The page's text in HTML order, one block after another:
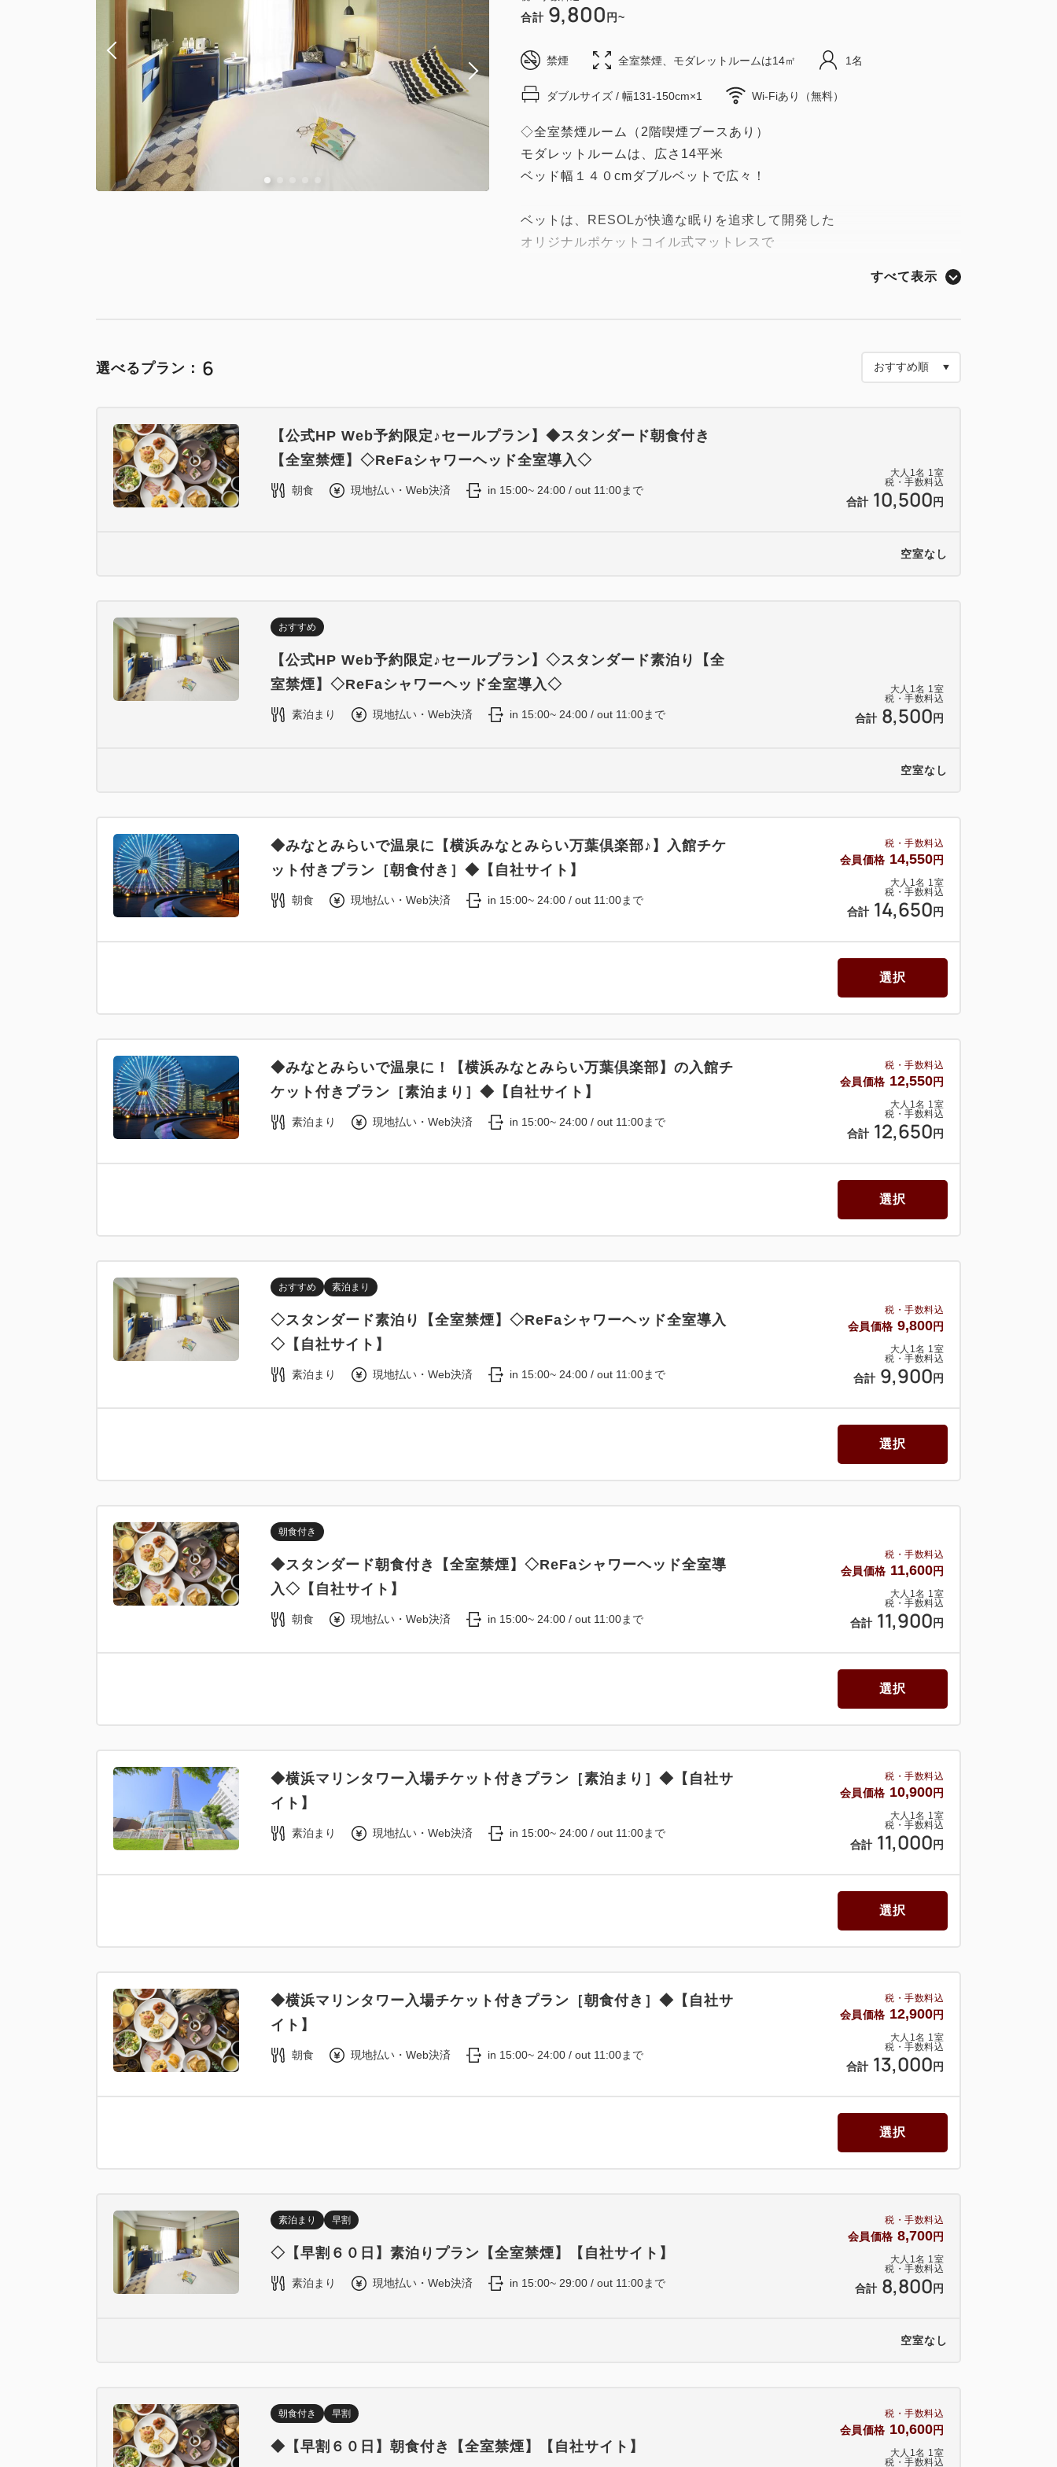
合計 9,800 円~
禁煙 全室禁煙、モダレットルームは14㎡ 1名
ダブルサイズ / 幅131-150cm×1 Wi-Fiあり（無料）
◇全室禁煙ルーム（2階喫煙ブースあり）
モダレットルームは、広さ14平米
ベッド幅１４０cmダブルベットで広々！
ベットは、RESOLが快適な眠りを追求して開発した
オリジナルポケットコイル式マットレスで
【アメニティ】※一部アメニティバイキング方式
タオル一式、歯ブラシ、ヘアブラシ、髭剃り、
ティッシュ、綿棒、洗顔、シャンプー、
すべて表示
選べるプラン： 6
大人 1名 1室
税・手数料込
合計 10,500 円
【公式HP Web予約限定♪セールプラン】◆スタンダード朝食付き
【全室禁煙】◇ReFaシャワーヘッド全室導入◇
朝食 現地払い・Web決済 in 15:00~ 24:00 / out 11:00まで
空室なし
大人 1名 1室
税・手数料込
合計 8,500 円
おすすめ
【公式HP Web予約限定♪セールプラン】◇スタンダード素泊り【全
室禁煙】◇ReFaシャワーヘッド全室導入◇
素泊まり 現地払い・Web決済 in 15:00~ 24:00 / out 11:00まで
空室なし
税・手数料込
会員価格 14,550円
大人 1名 1室
税・手数料込
合計 14,650 円
◆みなとみらいで温泉に【横浜みなとみらい万葉倶楽部♪】入館チケ
ット付きプラン［朝食付き］◆【自社サイト】
朝食 現地払い・Web決済 in 15:00~ 24:00 / out 11:00まで
選択
税・手数料込
会員価格 12,550円
大人 1名 1室
税・手数料込
合計 12,650 円
◆みなとみらいで温泉に！【横浜みなとみらい万葉倶楽部】の入館チ
ケット付きプラン［素泊まり］◆【自社サイト】
素泊まり 現地払い・Web決済 in 15:00~ 24:00 / out 11:00まで
選択
税・手数料込
会員価格 9,800円
大人 1名 1室
税・手数料込
合計 9,900 円
おすすめ 素泊まり
◇スタンダード素泊り【全室禁煙】◇ReFaシャワーヘッド全室導入
◇【自社サイト】
素泊まり 現地払い・Web決済 in 15:00~ 24:00 / out 11:00まで
選択
税・手数料込
会員価格 11,600円
大人 1名 1室
税・手数料込
合計 11,900 円
朝食付き
◆スタンダード朝食付き【全室禁煙】◇ReFaシャワーヘッド全室導
入◇【自社サイト】
朝食 現地払い・Web決済 in 15:00~ 24:00 / out 11:00まで
選択
税・手数料込
会員価格 10,900円
大人 1名 1室
税・手数料込
合計 11,000 円
◆横浜マリンタワー入場チケット付きプラン［素泊まり］◆【自社サ
イト】
素泊まり 現地払い・Web決済 in 15:00~ 24:00 / out 11:00まで
選択
税・手数料込
会員価格 12,900円
大人 1名 1室
税・手数料込
合計 13,000 円
◆横浜マリンタワー入場チケット付きプラン［朝食付き］◆【自社サ
イト】
朝食 現地払い・Web決済 in 15:00~ 24:00 / out 11:00まで
選択
税・手数料込
会員価格 8,700円
大人 1名 1室
税・手数料込
合計 8,800 円
素泊まり 早割
◇【早割６０日】素泊りプラン【全室禁煙】【自社サイト】
素泊まり 現地払い・Web決済 in 15:00~ 29:00 / out 11:00まで
空室なし
税・手数料込
会員価格 10,600円
大人 1名 1室
税・手数料込
朝食付き 早割
◆【早割６０日】朝食付き【全室禁煙】【自社サイト】